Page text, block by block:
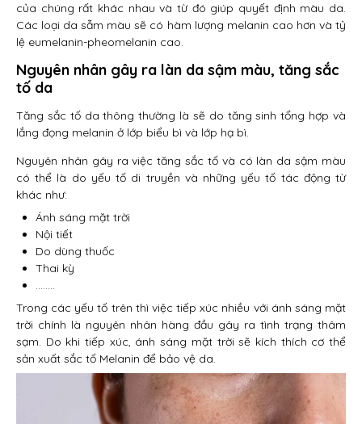
của chúng rất khác nhau và từ đó giúp quyết định màu da.
Các loại da sẫm màu sẽ có hàm lượng melanin cao hơn và tỷ
lệ eumelanin-pheomelanin cao.
Nguyên nhân gây ra làn da sậm màu, tăng sắc
tố da
Tăng sắc tố da thông thường là sẽ do tăng sinh tổng hợp và
lắng đọng melanin ở lớp biểu bì và lớp hạ bì.
Nguyên nhân gây ra việc tăng sắc tố và có làn da sậm màu
có thể là do yếu tố di truyền và những yếu tố tác động từ
khác như:
Ánh sáng mặt trời
Nội tiết
Do dùng thuốc
Thai kỳ
……..
Trong các yếu tố trên thì việc tiếp xúc nhiều với ánh sáng mặt
trời chính là nguyên nhân hàng đầu gây ra tình trạng thâm
sạm. Do khi tiếp xúc, ánh sáng mặt trời sẽ kích thích cơ thể
sản xuất sắc tố Melanin để bảo vệ da.